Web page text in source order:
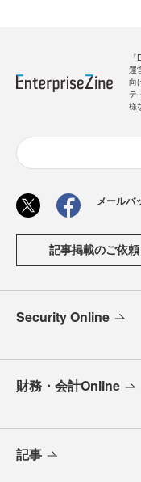
運
向
テ
様
メールバ
記事掲載のご依頼
Security Online
財務・会計Online
記事